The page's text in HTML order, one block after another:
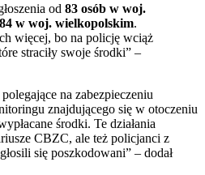
od 83 osób w woj.
w woj. wielkopolskim.
więcej, bo na policję wciąż
straciły swoje środki” –
na zabezpieczeniu
znajdującego się w otoczeniu
środki. Te działania
CBZC, ale też policjanci z
się poszkodowani” – dodał